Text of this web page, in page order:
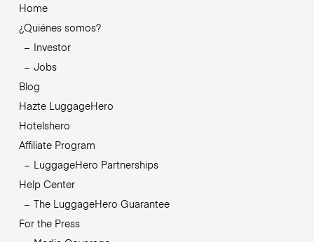
Home
¿Quiénes somos?
Investor
Jobs
Blog
Hazte LuggageHero
Hotelshero
Affiliate Program
LuggageHero Partnerships
Help Center
The LuggageHero Guarantee
For the Press